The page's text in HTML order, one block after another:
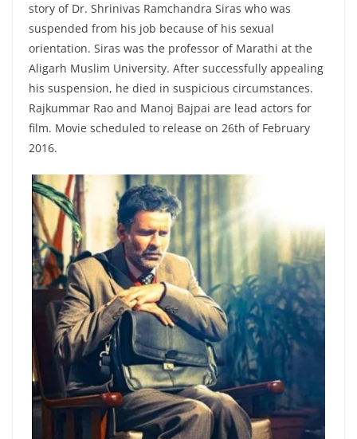
story of Dr. Shrinivas Ramchandra Siras who was
suspended from his job because of his sexual
orientation. Siras was the professor of Marathi at the
Aligarh Muslim University. After successfully appealing
his suspension, he died in suspicious circumstances.
Rajkummar Rao and Manoj Bajpai are lead actors for
film. Movie scheduled to release on 26th of February
2016.